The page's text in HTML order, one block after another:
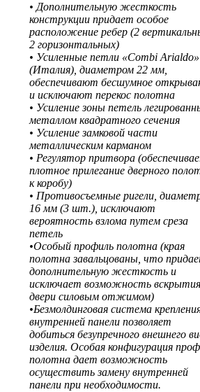
• Дополнительную жесткость
конструкции придает особое
расположение ребер (2
2 горизонтальных)
• Усиленные петли «Combi Arialdo»
(Италия), диаметром 22 мм,
обеспечивают бесшумное
и исключают перекос полотна
• Усиление зоны петель
металлом квадратного сечения
• Усиление замковой части
металлическим карманом
• Регулятор притвора
плотное прилегание дверного
к коробу)
• Противосъемные ригели,
16 мм (3 шт.), исключают
вероятность взлома путем среза
петель
•Особый профиль полотна (края
полотна завальцованы, что
дополнительную жесткость и
исключает возможность вскрытия
двери силовым отжимом)
•Безмолдинговая система
внутренней панели позволяет
добиться безупречного внешнего
изделия. Особая конфигурация
полотна дает возможность
осуществить замену внутренней
панели при необходимости.